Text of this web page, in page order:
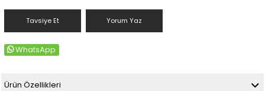
Tavsiye Et Yorum Yaz
WhatsApp
Ürün Özellikleri